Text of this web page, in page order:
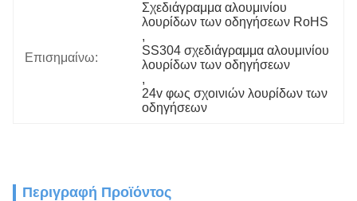
Επισημαίνω:
Σχεδιάγραμμα αλουμινίου
λουρίδων των οδηγήσεων RoHS
,
SS304 σχεδιάγραμμα αλουμινίου
λουρίδων των οδηγήσεων
,
24v φως σχοινιών λουρίδων των
οδηγήσεων
Περιγραφή Προϊόντος